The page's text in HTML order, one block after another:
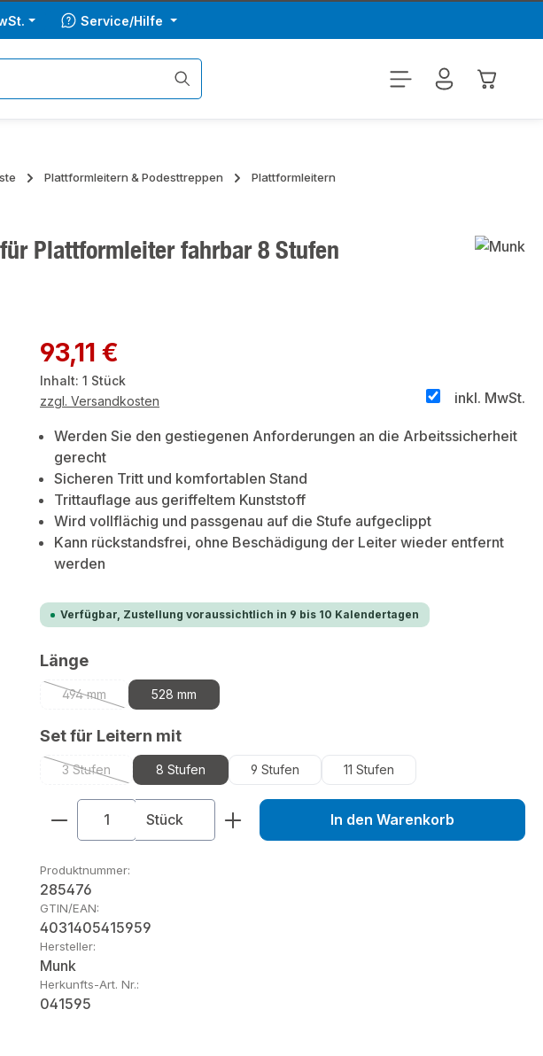
Service/Hilfe
Plattformleitern & Podesttreppen Plattformleitern
Plattformleiter fahrbar 8 Stufen
Regulärer Preis:
93,11 €
Inhalt: 1 Stück
inkl. MwSt.
zzgl. Versandkosten
Werden Sie den gestiegenen Anforderungen an die Arbeitssicherheit
gerecht
Sicheren Tritt und komfortablen Stand
Trittauflage aus geriffeltem Kunststoff
Wird vollflächig und passgenau auf die Stufe aufgeclippt
Kann rückstandsfrei, ohne Beschädigung der Leiter wieder entfernt
werden
Verfügbar, Zustellung voraussichtlich in 9 bis 10 Kalendertagen
Längeauswählen
494 mm
(Diese Option ist zurzeit nicht verfügbar.)
528 mm
Set für Leitern mitauswählen
3 Stufen
(Diese Option ist zurzeit nicht verfügbar.)
8 Stufen 9 Stufen 11 Stufen
Produkt Anzahl: Gib den gewünschten Wert
Stück In den Warenkorb
Produktnummer:
285476
GTIN/EAN:
4031405415959
Hersteller:
Munk
Herkunfts-Art. Nr.:
041595